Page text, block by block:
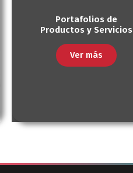
Portafolios de
Productos y Servicios
Ver más